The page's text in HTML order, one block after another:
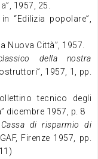
1957, 25.
in “Edilizia popolare”,
Nuova Città”, 1957.
della nostra
1957, 1, pp.
tecnico degli
dicembre 1957, p. 8
Cassa di risparmio di
Firenze 1957, pp.